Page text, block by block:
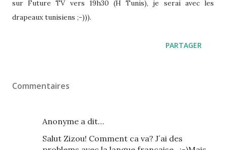
sur Future TV vers 19h30 (H Tunis), je serai avec les
drapeaux tunisiens ;-))).
PARTAGER
Commentaires
Anonyme a dit…
Salut Zizou! Comment ca va? J´ai des